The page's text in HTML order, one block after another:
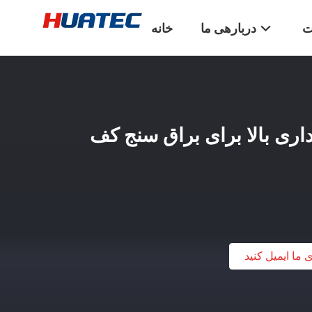
خانه دربارهی ما
بالا برای براق سنج کف
ما ایمیل کنید